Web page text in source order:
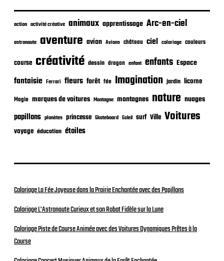
i
a
t
i
o
n
action activité créative animaux apprentissage Arc-en-ciel
astronaute aventure avion Avions château ciel coloriage couleurs
course créativité dessin dragon enfant enfants Espace
fantaisie Ferrari fleurs forêt fée Imagination jardin licorne
Magie marques de voitures Montagne montagnes nature nuages
papillons planètes princesse Skateboard Soleil surf Ville Voitures
voyage éducation étoiles
Coloriage La Fée Joyeuse dans la Prairie Enchantée avec des Papillons
Coloriage L’Astronaute Curieux et son Robot Fidèle sur la Lune
Coloriage Piste de Course Animée avec des Voitures Dynamiques Prêtes à la
Course